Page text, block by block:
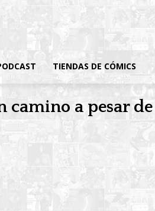
TIENDAS DE CÓMICS
camino a pesar